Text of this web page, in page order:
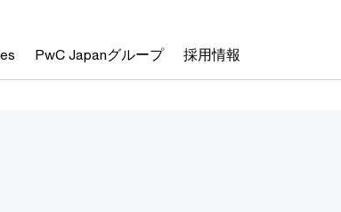
PwC Japanグループ 採用情報